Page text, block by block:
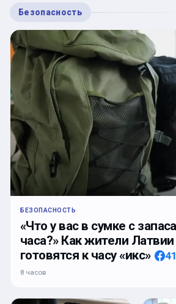
Безопасность
БЕЗОПАСНОСТЬ
«Что у вас в сумке с
часа?» Как жители
готовятся к часу «икс»
41
8 часов